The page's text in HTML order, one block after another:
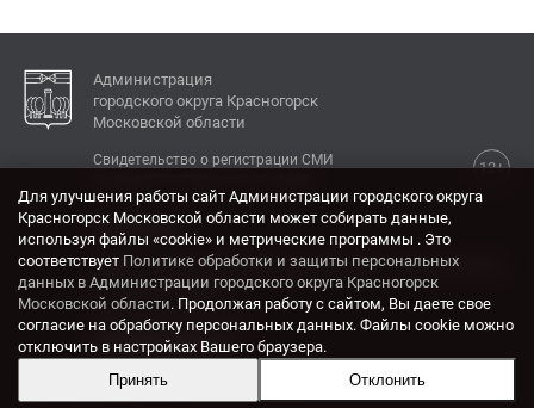
Администрация
городского округа Красногорск
Московской области
12+
Свидетельство о регистрации СМИ
КОНТАКТЫ
Адрес: 143404, Московская область, г. Красногорск,
ул. Ленина, дом 4.
Электронная почта:
krasrn@mosreg.ru
Разработка и поддержка сайта ADN
Для улучшения работы сайт Администрации городского округа
Красногорск Московской области может собирать данные,
используя файлы «cookie» и метрические программы . Это
соответствует Политике обработки и защиты персональных
данных в Администрации городского округа Красногорск
Московской области. Продолжая работу с сайтом, Вы даете свое
согласие на обработку персональных данных. Файлы cookie можно
отключить в настройках Вашего браузера.
Принять
Отклонить